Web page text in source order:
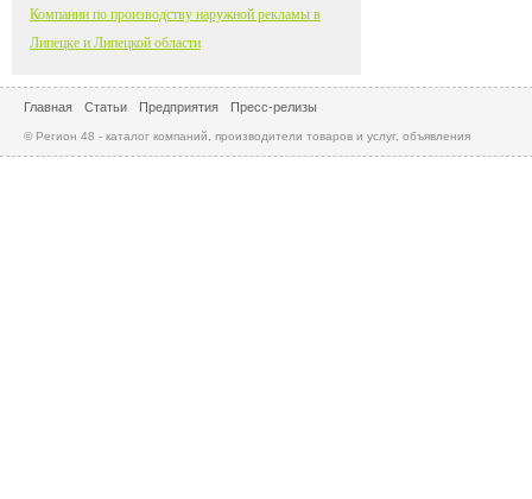
Компании по производству наружной рекламы в
Липецке и Липецкой области
Главная Статьи Предприятия Пресс-релизы
© Регион 48 - каталог компаний, производители товаров и услуг, объявления